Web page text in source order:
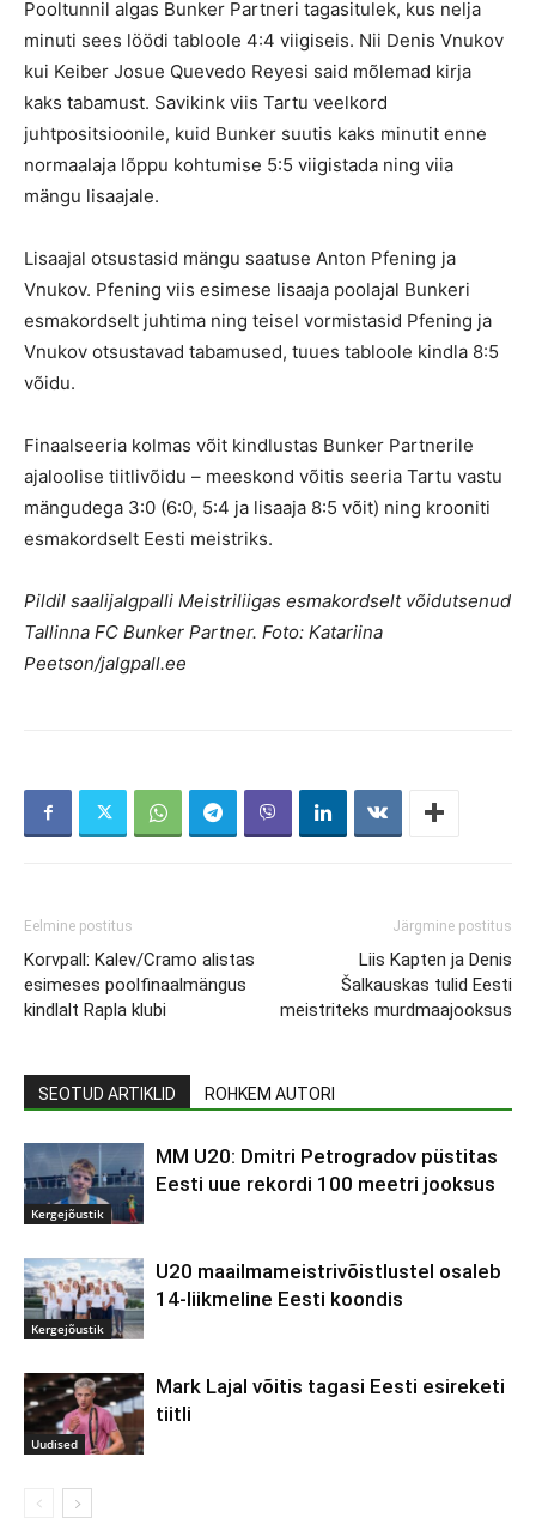
Pooltunnil algas Bunker Partneri tagasitulek, kus nelja
minuti sees löödi tabloole 4:4 viigiseis. Nii Denis Vnukov
kui Keiber Josue Quevedo Reyesi said mõlemad kirja
kaks tabamust. Savikink viis Tartu veelkord
juhtpositsioonile, kuid Bunker suutis kaks minutit enne
normaalaja lõppu kohtumise 5:5 viigistada ning viia
mängu lisaajale.
Lisaajal otsustasid mängu saatuse Anton Pfening ja
Vnukov. Pfening viis esimese lisaaja poolajal Bunkeri
esmakordselt juhtima ning teisel vormistasid Pfening ja
Vnukov otsustavad tabamused, tuues tabloole kindla 8:5
võidu.
Finaalseeria kolmas võit kindlustas Bunker Partnerile
ajaloolise tiitlivõidu – meeskond võitis seeria Tartu vastu
mängudega 3:0 (6:0, 5:4 ja lisaaja 8:5 võit) ning krooniti
esmakordselt Eesti meistriks.
Pildil saalijalgpalli Meistriliigas esmakordselt võidutsenud
Tallinna FC Bunker Partner. Foto: Katariina
Peetson/jalgpall.ee
Eelmine postitus
Korvpall: Kalev/Cramo alistas
esimeses poolfinaalmängus
kindlalt Rapla klubi
Järgmine postitus
Liis Kapten ja Denis
Šalkauskas tulid Eesti
meistriteks murdmaajooksus
SEOTUD ARTIKLID ROHKEM AUTORI
Kergejõustik
MM U20: Dmitri Petrogradov püstitas
Eesti uue rekordi 100 meetri jooksus
Kergejõustik
U20 maailmameistrivõistlustel osaleb
14-liikmeline Eesti koondis
Uudised
Mark Lajal võitis tagasi Eesti esireketi
tiitli